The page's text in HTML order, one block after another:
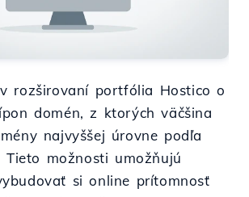
rozširovaní portfólia Hostico o
domén, z ktorých väčšina
najvyššej úrovne podľa
Tieto možnosti umožňujú
si online prítomnosť